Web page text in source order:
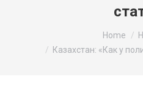
Home
Казахстан: «Как у